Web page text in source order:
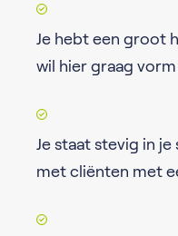
Je hebt een groot
wil hier graag
Je staat stevig in
met cliënten met